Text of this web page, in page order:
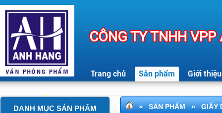
CÔNG TY TNHH
Trang chủ Sản phẩm Giới thiệu
DANH MỤC SẢN PHẨM » SẢN PHẨM » GIẤY